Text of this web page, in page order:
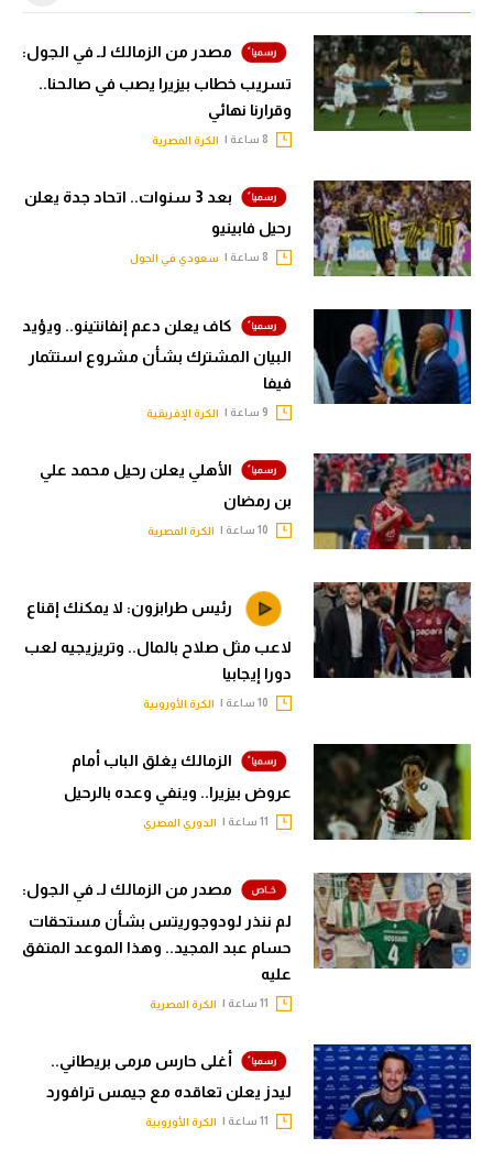
مصدر من الزمالك لـ في الجول:
تسريب خطاب بيزيرا يصب في صالحنا..
وقرارنا نهائي
الكرة المصرية
بعد 3 سنوات.. اتحاد جدة يعلن
رحيل فابينيو
سعودي في الجول
كاف يعلن دعم إنفانتينو.. ويؤيد
البيان المشترك بشأن مشروع استثمار
فيفا
الكرة الإفريقية
الأهلي يعلن رحيل محمد علي
بن رمضان
الكرة المصرية
رئيس طرابزون: لا يمكنك إقناع
لاعب مثل صلاح بالمال.. وتريزيجيه لعب
دورا إيجابيا
الكرة الأوروبية
الزمالك يغلق الباب أمام
عروض بيزيرا.. وينفي وعده بالرحيل
الدوري المصري
مصدر من الزمالك لـ في الجول:
لم ننذر لودوجوريتس بشأن مستحقات
حسام عبد المجيد.. وهذا الموعد المتفق
عليه
الكرة المصرية
أغلى حارس مرمى بريطاني..
ليدز يعلن تعاقده مع جيمس ترافورد
الكرة الأوروبية